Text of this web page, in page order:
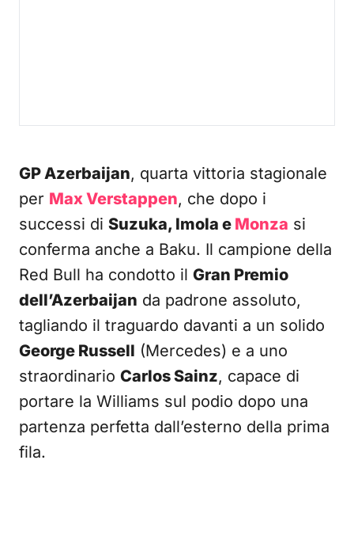
GP Azerbaijan, quarta vittoria stagionale
per Max Verstappen, che dopo i
successi di Suzuka, Imola e Monza si
conferma anche a Baku. Il campione della
Red Bull ha condotto il Gran Premio
dell’Azerbaijan da padrone assoluto,
tagliando il traguardo davanti a un solido
George Russell (Mercedes) e a uno
straordinario Carlos Sainz, capace di
portare la Williams sul podio dopo una
partenza perfetta dall’esterno della prima
fila.